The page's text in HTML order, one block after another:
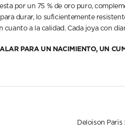
por un 75 % de oro puro,
durar, lo suficientemente
a la calidad. Cada joya con
PARA UN NACIMIENTO, UN
Deloison